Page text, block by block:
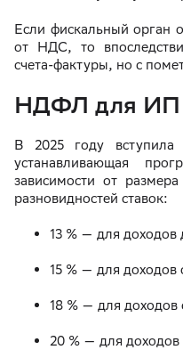
Если фискальный орган
от НДС, то
счета-фактуры, но с
НДФЛ для
В 2025 году
устанавливающая
зависимости от
разновидностей ставок:
13 % — для
15 % — для
18 % — для
20 % — для